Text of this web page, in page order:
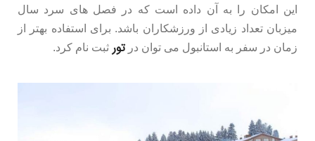
این امکان را به آن داده است که در فصل های سرد سال
میزبان تعداد زیادی از ورزشکاران باشد. برای استفاده بهتر از
زمان در سفر به استانبول می توان درتور ثبت نام کرد.